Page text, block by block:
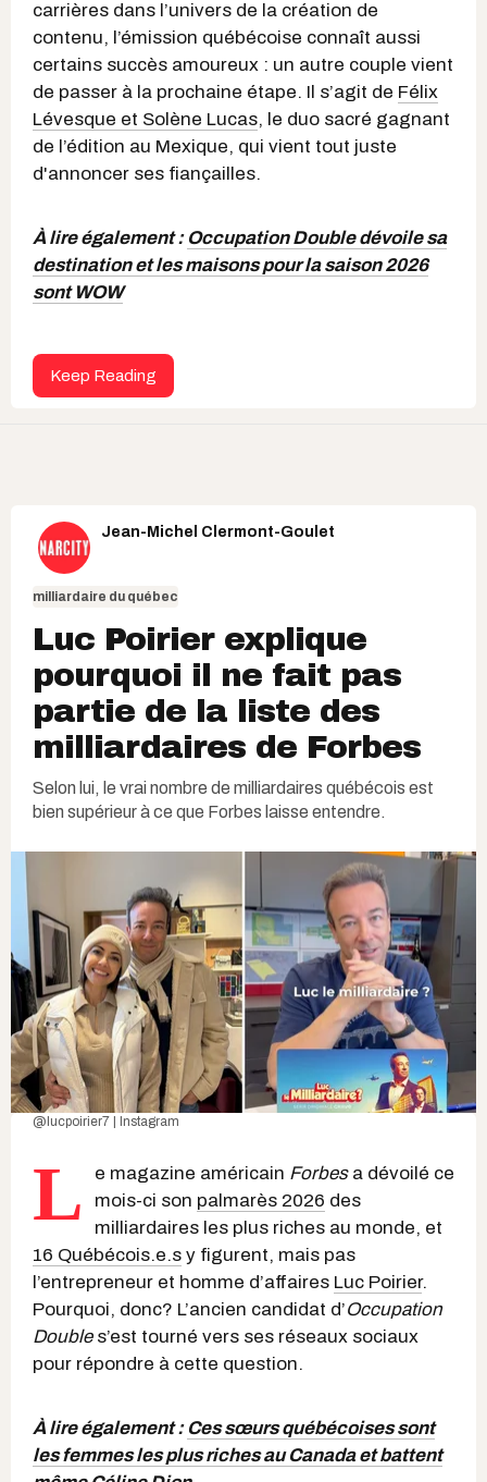
carrières dans l’univers de la création de
contenu, l’émission québécoise connaît aussi
certains succès amoureux : un autre couple vient
de passer à la prochaine étape. Il s’agit de Félix
Lévesque et Solène Lucas, le duo sacré gagnant
de l’édition au Mexique, qui vient tout juste
d'annoncer ses fiançailles.
À lire également : Occupation Double dévoile sa
destination et les maisons pour la saison 2026
sont WOW
Keep Reading
Jean-Michel Clermont-Goulet
milliardaire du québec
Luc Poirier explique
pourquoi il ne fait pas
partie de la liste des
milliardaires de Forbes
Selon lui, le vrai nombre de milliardaires québécois est
bien supérieur à ce que Forbes laisse entendre.
@lucpoirier7 | Instagram
L e magazine américain Forbesa dévoilé ce
mois-ci son palmarès 2026 des
milliardaires les plus riches au monde, et
16 Québécois.e.s y figurent, mais pas
l’entrepreneur et homme d’affaires Luc Poirier.
Pourquoi, donc? L’ancien candidat d’Occupation
Double s’est tourné vers ses réseaux sociaux
pour répondre à cette question.
À lire également : Ces sœurs québécoises sont
les femmes les plus riches au Canada et battent